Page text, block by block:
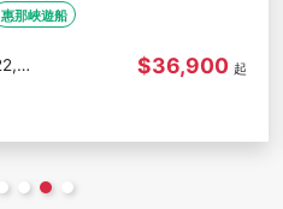
惠那峽遊船
$36,900 起